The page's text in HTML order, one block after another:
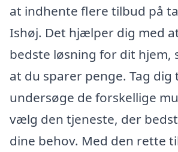
at indhente flere tilbud på
Ishøj. Det hjælper dig med
bedste løsning for dit hjem,
at du sparer penge. Tag dig
undersøge de forskellige
vælg den tjeneste, der
dine behov. Med den rette